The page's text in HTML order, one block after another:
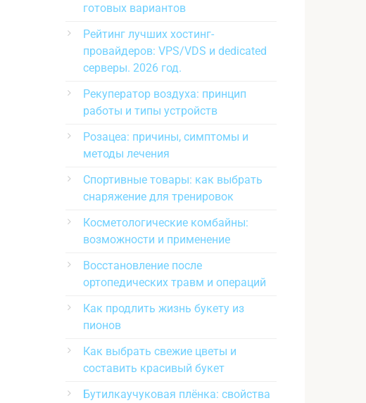
готовых вариантов
Рейтинг лучших хостинг-
провайдеров: VPS/VDS и dedicated
серверы. 2026 год.
Рекуператор воздуха: принцип
работы и типы устройств
Розацеа: причины, симптомы и
методы лечения
Спортивные товары: как выбрать
снаряжение для тренировок
Косметологические комбайны:
возможности и применение
Восстановление после
ортопедических травм и операций
Как продлить жизнь букету из
пионов
Как выбрать свежие цветы и
составить красивый букет
Бутилкаучуковая плёнка: свойства